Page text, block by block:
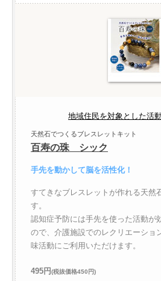
地域住民を対象とした活
天然石でつくるブレスレットキット
百寿の珠 シック
手先を動かして脳を活性化！
すてきなブレスレットが作れる天然
す。
認知症予防には手先を使った活動が
ので、介護施設でのレクリエーショ
味活動にご利用いただけます。
495円(税抜価格450円)